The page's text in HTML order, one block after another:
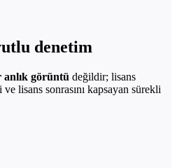
denetim
görüntü değildir; lisans
lisans sonrasını kapsayan sürekli